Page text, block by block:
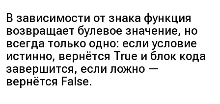
В зависимости от знака функция
возвращает булевое значение, но
всегда только одно: если условие
истинно, вернётся True и блок кода
завершится, если ложно —
вернётся False.